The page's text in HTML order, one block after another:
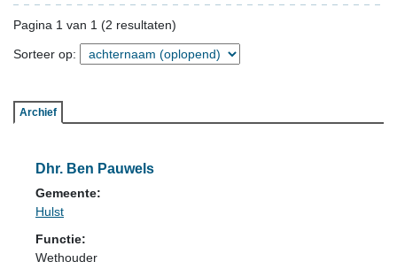
Pagina 1 van 1 (2 resultaten)
Sorteer op:
Archief
Dhr. Ben Pauwels
Gemeente:
Hulst
Functie:
Wethouder